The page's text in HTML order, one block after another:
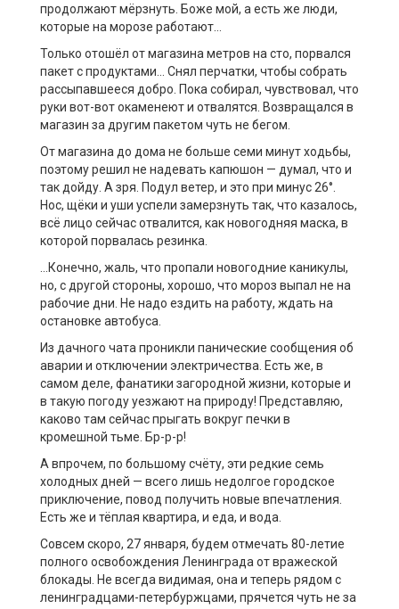
продолжают мёрзнуть. Боже мой, а есть же люди,
которые на морозе работают…
Только отошёл от магазина метров на сто, порвался
пакет с продуктами… Снял перчатки, чтобы собрать
рассыпавшееся добро. Пока собирал, чувствовал, что
руки вот-вот окаменеют и отвалятся. Возвращался в
магазин за другим пакетом чуть не бегом.
От магазина до дома не больше семи минут ходьбы,
поэтому решил не надевать капюшон — думал, что и
так дойду. А зря. Подул ветер, и это при минус 26°.
Нос, щёки и уши успели замерзнуть так, что казалось,
всё лицо сейчас отвалится, как новогодняя маска, в
которой порвалась резинка.
…Конечно, жаль, что пропали новогодние каникулы,
но, с другой стороны, хорошо, что мороз выпал не на
рабочие дни. Не надо ездить на работу, ждать на
остановке автобуса.
Из дачного чата проникли панические сообщения об
аварии и отключении электричества. Есть же, в
самом деле, фанатики загородной жизни, которые и
в такую погоду уезжают на природу! Представляю,
каково там сейчас прыгать вокруг печки в
кромешной тьме. Бр-р-р!
А впрочем, по большому счёту, эти редкие семь
холодных дней — всего лишь недолгое городское
приключение, повод получить новые впечатления.
Есть же и тёплая квартира, и еда, и вода.
Совсем скоро, 27 января, будем отмечать 80-летие
полного освобождения Ленинграда от вражеской
блокады. Не всегда видимая, она и теперь рядом с
ленинградцами-петербуржцами, прячется чуть не за